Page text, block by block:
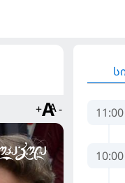
+ - 11:00
10:00